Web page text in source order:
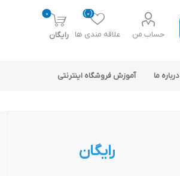
حساب من علاقه مندی ها
(0)
0
رایگان
درباره ما آموزش فروشگاه اینترنتی
رایگان